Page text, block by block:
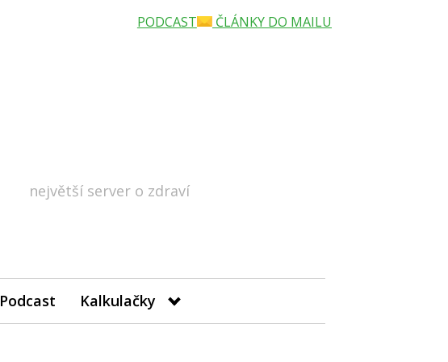
největší server o zdraví
Podcast Kalkulačky
PODCAST ČLÁNKY DO MAILU